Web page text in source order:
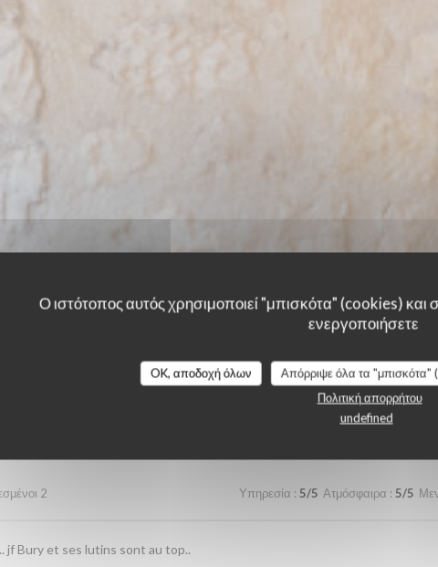
Ο ιστότοπος αυτός χρησιμοποιεί "μπισκότα" (cookies) και
ενεργοποιήσετε
OK, αποδοχή όλων Απόρριψε όλα τα "μπισκότα"
Πολιτική απορρήτου
undefined
Οι βαθμολογίες πελατών μας
2 Υπηρεσία : 5/5 Ατμόσφαιρα : 5/5
jf Bury et ses lutins sont au top..